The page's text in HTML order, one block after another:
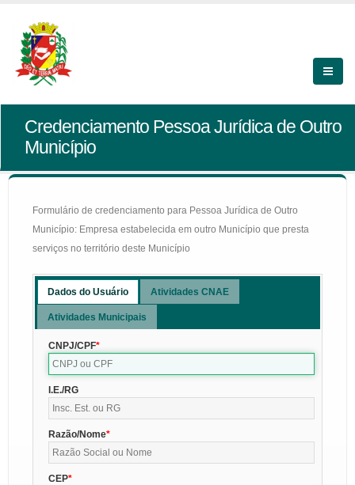
Credenciamento Pessoa Jurídica de Outro
Município
Formulário de credenciamento para Pessoa Jurídica de Outro
Município: Empresa estabelecida em outro Município que presta
serviços no território deste Município
Dados do Usuário Atividades CNAE
Atividades Municipais
CNPJ/CPF
I.E./RG
Razão/Nome
CEP